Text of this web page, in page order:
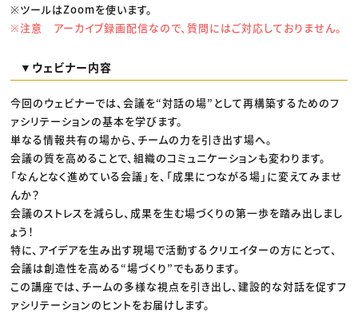
※ツールはZoomを使います。
※注意 アーカイブ録画配信なので、質問にはご対応しておりません。
▼ウェビナー内容
今回のウェビナーでは、会議を“対話の場”として再構築するためのフ
ァシリテーションの基本を学びます。
単なる情報共有の場から、チームの力を引き出す場へ。
会議の質を高めることで、組織のコミュニケーションも変わります。
「なんとなく進めている会議」を、「成果につながる場」に変えてみませ
んか？
会議のストレスを減らし、成果を生む場づくりの第一歩を踏み出しまし
ょう！
特に、アイデアを生み出す現場で活動するクリエイターの方にとって、
会議は創造性を高める“場づくり”でもあります。
この講座では、チームの多様な視点を引き出し、建設的な対話を促すフ
ァシリテーションのヒントをお届けします。